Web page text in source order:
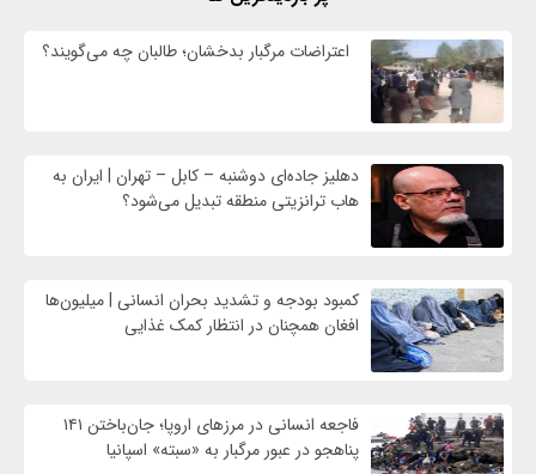
اعتراضات مرگبار بدخشان؛ طالبان چه می‌گویند؟
دهلیز جاده‌ای دوشنبه – کابل – تهران | ایران به
هاب ترانزیتی منطقه تبدیل می‌شود؟
کمبود بودجه و تشدید بحران انسانی | میلیون‌ها
افغان همچنان در انتظار کمک غذایی
فاجعه انسانی در مرزهای اروپا؛ جان‌باختن ۱۴۱
پناهجو در عبور مرگبار به «سبته» اسپانیا